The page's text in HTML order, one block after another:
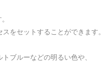
をセットすることができます。
ブルーなどの明るい色や、